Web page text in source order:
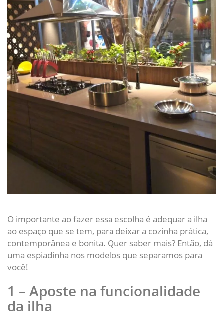
O importante ao fazer essa escolha é adequar a ilha
ao espaço que se tem, para deixar a cozinha prática,
contemporânea e bonita. Quer saber mais? Então, dá
uma espiadinha nos modelos que separamos para
você!
1 – Aposte na funcionalidade
da ilha